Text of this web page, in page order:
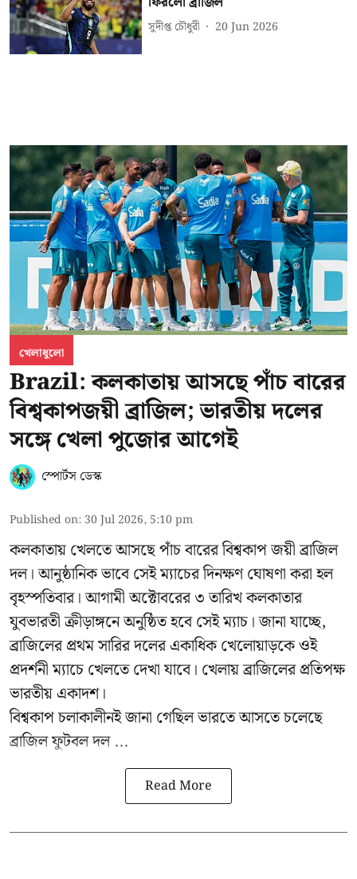
সুদীপ্ত চৌধুরী 20 Jun 2026
খেলাধুলো
Brazil: কলকাতায় আসছে পাঁচ বারের
বিশ্বকাপজয়ী ব্রাজিল; ভারতীয় দলের
সঙ্গে খেলা পুজোর আগেই
স্পোর্টস ডেস্ক
Published on: 30 Jul 2026, 5:10 pm
কলকাতায় খেলতে আসছে পাঁচ বারের বিশ্বকাপ জয়ী ব্রাজিল
দল। আনুষ্ঠানিক ভাবে সেই ম্যাচের দিনক্ষণ ঘোষণা করা হল
বৃহস্পতিবার। আগামী অক্টোবরের ৩ তারিখ কলকাতার
যুবভারতী ক্রীড়াঙ্গনে অনুষ্ঠিত হবে সেই ম্যাচ। জানা যাচ্ছে,
ব্রাজিলের প্রথম সারির দলের একাধিক খেলোয়াড়কে ওই
প্রদর্শনী ম্যাচে খেলতে দেখা যাবে। খেলায় ব্রাজিলের প্রতিপক্ষ
ভারতীয় একাদশ।
বিশ্বকাপ চলাকালীনই জানা গেছিল ভারতে আসতে চলেছে
ব্রাজিল ফুটবল দল ...
Read More